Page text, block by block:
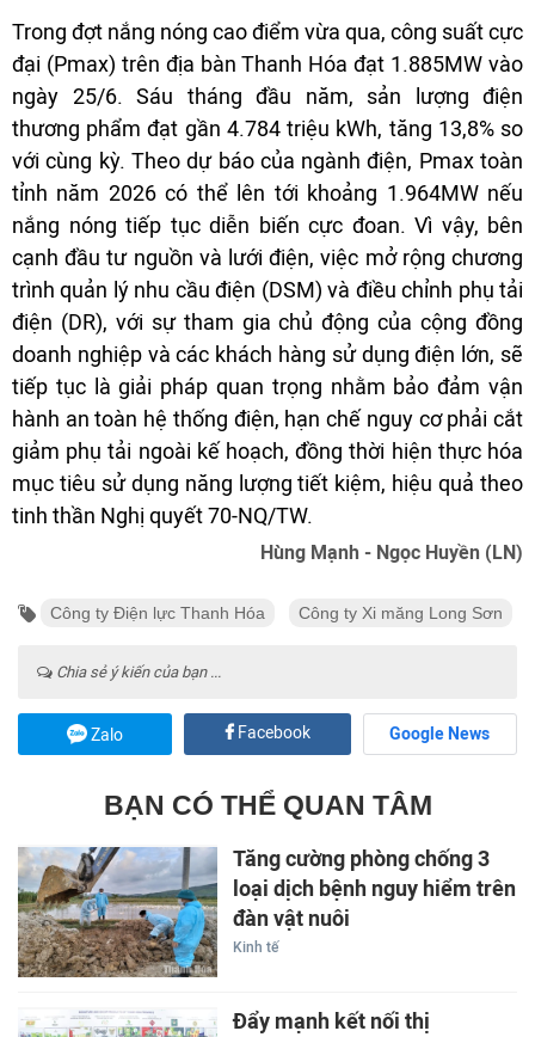
Trong đợt nắng nóng cao điểm vừa qua, công suất cực
đại (Pmax) trên địa bàn Thanh Hóa đạt 1.885MW vào
ngày 25/6. Sáu tháng đầu năm, sản lượng điện
thương phẩm đạt gần 4.784 triệu kWh, tăng 13,8% so
với cùng kỳ. Theo dự báo của ngành điện, Pmax toàn
tỉnh năm 2026 có thể lên tới khoảng 1.964MW nếu
nắng nóng tiếp tục diễn biến cực đoan. Vì vậy, bên
cạnh đầu tư nguồn và lưới điện, việc mở rộng chương
trình quản lý nhu cầu điện (DSM) và điều chỉnh phụ tải
điện (DR), với sự tham gia chủ động của cộng đồng
doanh nghiệp và các khách hàng sử dụng điện lớn, sẽ
tiếp tục là giải pháp quan trọng nhằm bảo đảm vận
hành an toàn hệ thống điện, hạn chế nguy cơ phải cắt
giảm phụ tải ngoài kế hoạch, đồng thời hiện thực hóa
mục tiêu sử dụng năng lượng tiết kiệm, hiệu quả theo
tinh thần Nghị quyết 70-NQ/TW.
Hùng Mạnh - Ngọc Huyền (LN)
Công ty Điện lực Thanh Hóa Công ty Xi măng Long Sơn
Chia sẻ ý kiến của bạn ...
Zalo Facebook Google News
BẠN CÓ THỂ QUAN TÂM
Tăng cường phòng chống 3
loại dịch bệnh nguy hiểm trên
đàn vật nuôi
Kinh tế
Đẩy mạnh kết nối thị